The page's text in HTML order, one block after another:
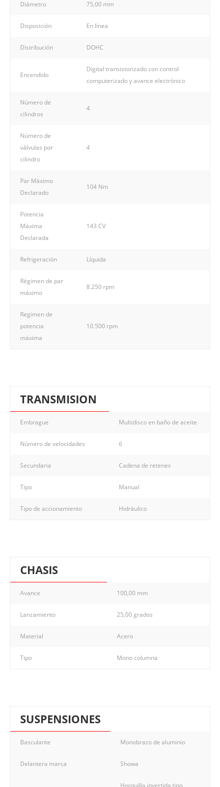
Diámetro 75,00 mm
Disposición En línea
Distribución DOHC
Encendido
Digital transistorizado con control
computerizado y avance electrónico
Número de
cilindros
4
Número de
válvulas por
cilindro
4
Par Máximo
Declarado
104 Nm
Potencia
Máxima
Declarada
143 CV
Refrigeración Líquida
Régimen de par
máximo
8.250 rpm
Regimen de
potencia
máxima
10.500 rpm
TRANSMISION
Embrague Multidisco en baño de aceite
Número de velocidades 6
Secundaria Cadena de retenes
Tipo Manual
Tipo de accionamiento Hidráulico
CHASIS
Avance 100,00 mm
Lanzamiento 25,00 grados
Material Acero
Tipo Mono columna
SUSPENSIONES
Basculante Monobrazo de aluminio
Delantera marca Showa
Horquilla invertida tipo